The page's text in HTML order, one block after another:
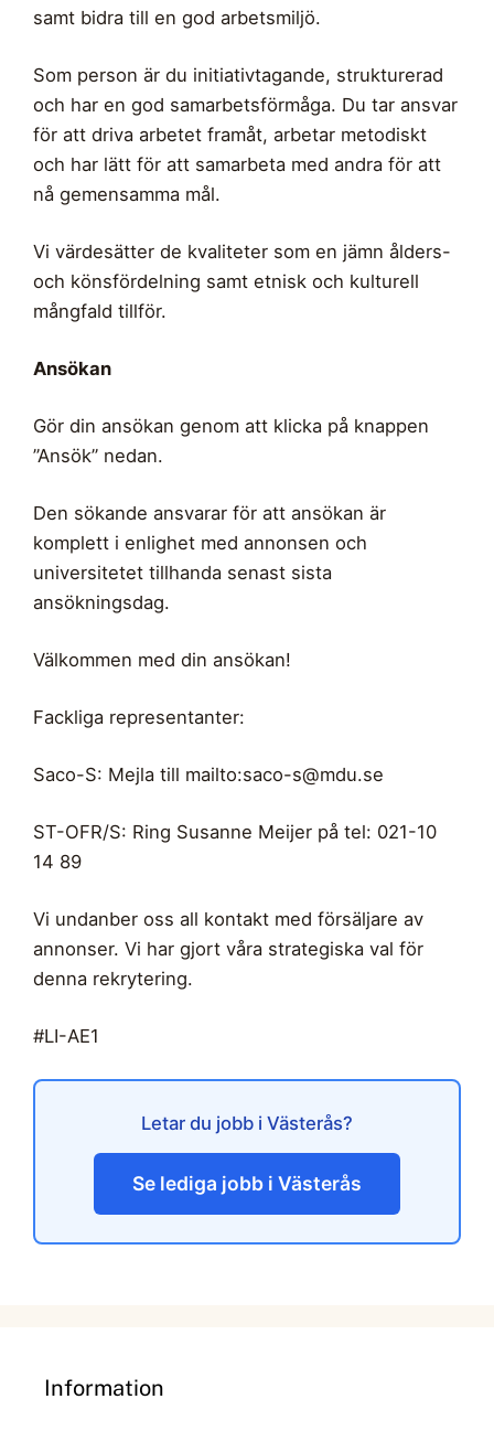
samt bidra till en god arbetsmiljö.
Som person är du initiativtagande, strukturerad
och har en god samarbetsförmåga. Du tar ansvar
för att driva arbetet framåt, arbetar metodiskt
och har lätt för att samarbeta med andra för att
nå gemensamma mål.
Vi värdesätter de kvaliteter som en jämn ålders-
och könsfördelning samt etnisk och kulturell
mångfald tillför.
Ansökan
Gör din ansökan genom att klicka på knappen
”Ansök” nedan.
Den sökande ansvarar för att ansökan är
komplett i enlighet med annonsen och
universitetet tillhanda senast sista
ansökningsdag.
Välkommen med din ansökan!
Fackliga representanter:
Saco-S: Mejla till mailto:saco-s@mdu.se
ST-OFR/S: Ring Susanne Meijer på tel: 021-10
14 89
Vi undanber oss all kontakt med försäljare av
annonser. Vi har gjort våra strategiska val för
denna rekrytering.
#LI-AE1
Letar du jobb i Västerås?
Se lediga jobb i Västerås
Information